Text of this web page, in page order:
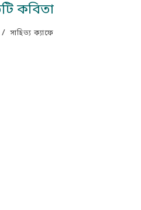
কবিতা
/ সাহিত্য ক্যাফে